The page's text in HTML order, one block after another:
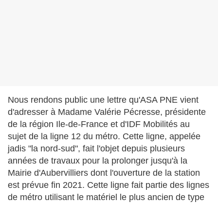
Nous rendons public une lettre qu'ASA PNE vient
d'adresser à Madame Valérie Pécresse, présidente
de la région Ile-de-France et d'IDF Mobilités au
sujet de la ligne 12 du métro. Cette ligne, appelée
jadis "la nord-sud", fait l'objet depuis plusieurs
années de travaux pour la prolonger jusqu'à la
Mairie d'Aubervilliers dont l'ouverture de la station
est prévue fin 2021. Cette ligne fait partie des lignes
de métro utilisant le matériel le plus ancien de type